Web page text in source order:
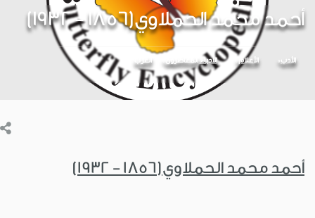
أحمد محمد الحملاوي(1856 - 1932)
الأدب الأعلام الأدباء المعاصرون العرب
أحمد محمد الحملاوي(1856 - 1932)